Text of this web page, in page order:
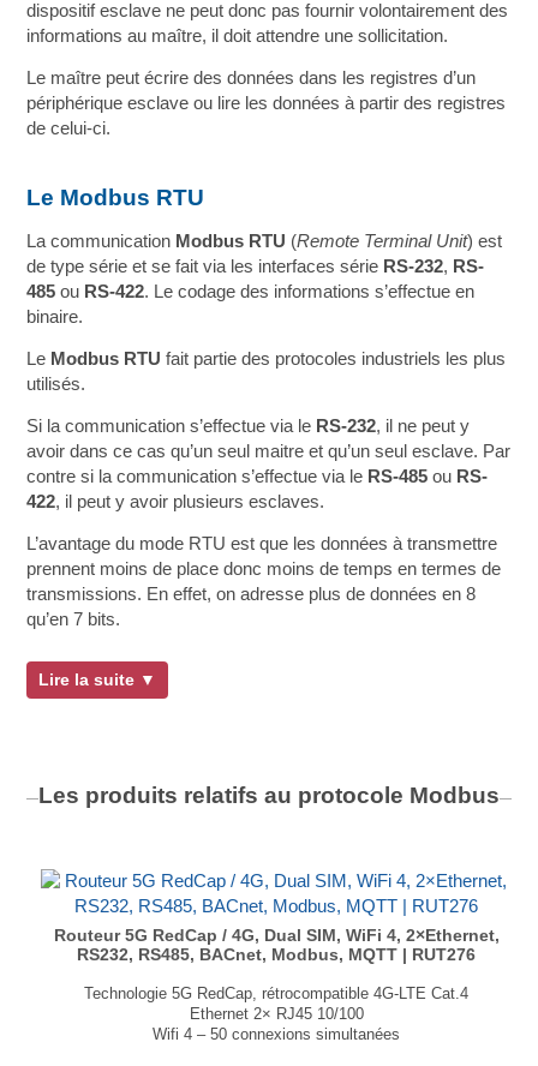
dispositif esclave ne peut donc pas fournir volontairement des
informations au maître, il doit attendre une sollicitation.
Le maître peut écrire des données dans les registres d’un
périphérique esclave ou lire les données à partir des registres
de celui-ci.
Le Modbus RTU
La communication Modbus RTU (Remote Terminal Unit) est
de type série et se fait via les interfaces série RS-232, RS-
485 ou RS-422. Le codage des informations s’effectue en
binaire.
Le Modbus RTU fait partie des protocoles industriels les plus
utilisés.
Si la communication s’effectue via le RS-232, il ne peut y
avoir dans ce cas qu’un seul maitre et qu’un seul esclave. Par
contre si la communication s’effectue via le RS-485 ou RS-
422, il peut y avoir plusieurs esclaves.
L’avantage du mode RTU est que les données à transmettre
prennent moins de place donc moins de temps en termes de
transmissions. En effet, on adresse plus de données en 8
qu’en 7 bits.
Lire la suite ▼
Les produits relatifs au protocole Modbus
Routeur 5G RedCap / 4G, Dual SIM, WiFi 4, 2×Ethernet,
RS232, RS485, BACnet, Modbus, MQTT | RUT276
Technologie 5G RedCap, rétrocompatible 4G-LTE Cat.4
Ethernet 2× RJ45 10/100
Wifi 4 – 50 connexions simultanées